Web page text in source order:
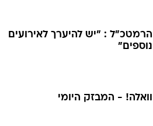
הרמטכ"ל : "יש להיערך לאירועים
נוספים"
וואלה! - המבזק היומי